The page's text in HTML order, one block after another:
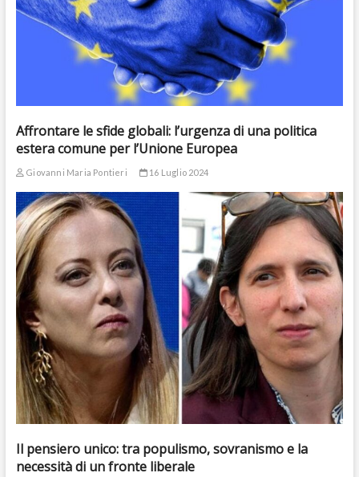
Affrontare le sfide globali: l’urgenza di una politica
estera comune per l’Unione Europea
Giovanni Maria Pontieri 16 Luglio 2024
Il pensiero unico: tra populismo, sovranismo e la
necessità di un fronte liberale